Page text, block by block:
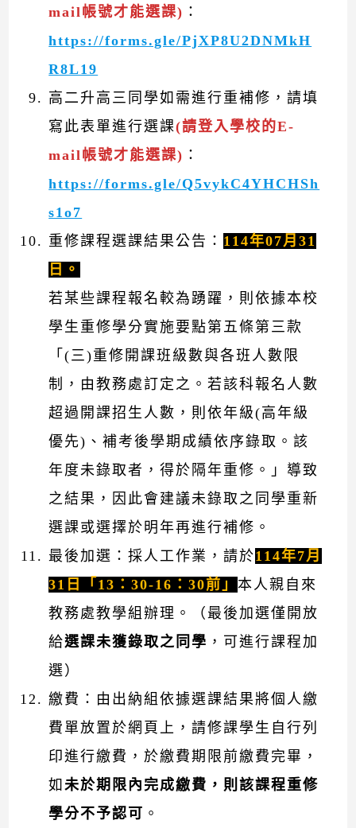
mail帳號才能選課) ：
https://forms.gle/PjXP8U2DNMkH
R8L19
高二升高三同學如需進行重補修，請填
寫此表單進行選課(請登入學校的E-
mail帳號才能選課) ：
https://forms.gle/Q5vykC4YHCHSh
s1o7
重修課程選課結果公告： 114年07月31
日。
若某些課程報名較為踴躍，則依據本校
學生重修學分實施要點第五條第三款
「(三)重修開課班級數與各班人數限
制，由教務處訂定之。若該科報名人數
超過開課招生人數，則依年級(高年級
優先)、補考後學期成績依序錄取。該
年度未錄取者，得於隔年重修。」導致
之結果，因此會建議未錄取之同學重新
選課或選擇於明年再進行補修。
最後加選：採人工作業，請於114年7月
31日「13：30-16：30前」本人親自來
教務處教學組辦理。（最後加選僅開放
給選課未獲錄取之同學 ，可進行課程加
選）
繳費：由出納組依據選課結果將個人繳
費單放置於網頁上，請修課學生自行列
印進行繳費，於繳費期限前繳費完畢，
如未於期限內完成繳費，則該課程重修
學分不予認可 。